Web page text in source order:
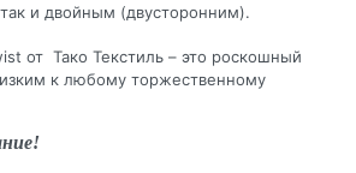
и двойным (двусторонним).
от Тако Текстиль – это роскошный
к любому торжественному